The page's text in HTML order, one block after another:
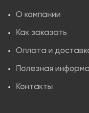
О компании
Как заказать
Оплата и
Полезная
Контакты